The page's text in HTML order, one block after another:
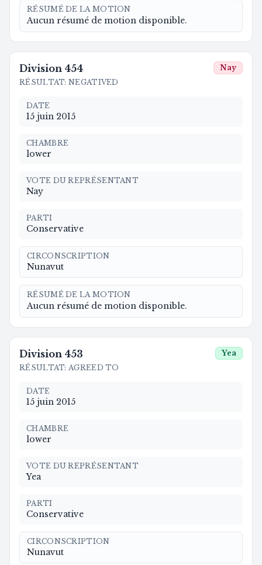
RÉSUMÉ DE LA MOTION
Aucun résumé de motion disponible.
Division 454
RÉSULTAT: NEGATIVED
Nay
DATE
15 juin 2015
CHAMBRE
lower
VOTE DU REPRÉSENTANT
Nay
PARTI
Conservative
CIRCONSCRIPTION
Nunavut
RÉSUMÉ DE LA MOTION
Aucun résumé de motion disponible.
Division 453
RÉSULTAT: AGREED TO
Yea
DATE
15 juin 2015
CHAMBRE
lower
VOTE DU REPRÉSENTANT
Yea
PARTI
Conservative
CIRCONSCRIPTION
Nunavut